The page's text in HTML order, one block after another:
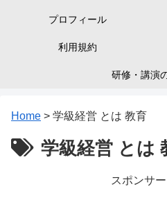
プロフィール
利用規約
研修・講演
Home > 学級経営 とは 教育
学級経営 とは
スポンサ